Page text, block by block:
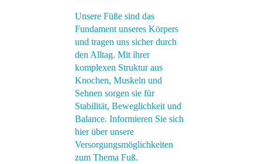
Unsere Füße sind das
Fundament unseres Körpers
und tragen uns sicher durch
den Alltag. Mit ihrer
komplexen Struktur aus
Knochen, Muskeln und
Sehnen sorgen sie für
Stabilität, Beweglichkeit und
Balance. Informieren Sie sich
hier über unsere
Versorgungsmöglichkeiten
zum Thema Fuß.